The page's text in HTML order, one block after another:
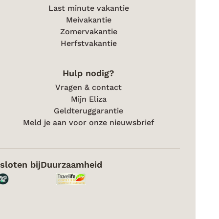
Last minute vakantie
Meivakantie
Zomervakantie
Herfstvakantie
Hulp nodig?
Vragen & contact
Mijn Eliza
Geldteruggarantie
Meld je aan voor onze nieuwsbrief
bijDuurzaamheid